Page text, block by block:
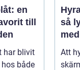
en
till
har blivit
både
så
event
Att